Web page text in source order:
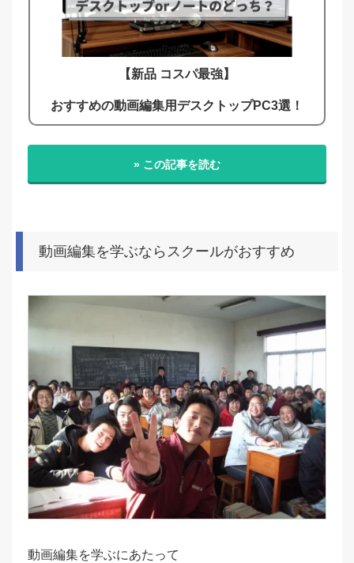
【新品 コスパ最強】
おすすめの動画編集用デスクトップPC3選！
» この記事を読む
動画編集を学ぶならスクールがおすすめ
動画編集を学ぶにあたって